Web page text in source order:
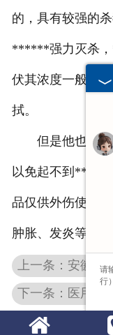
的，具有较强的
******强力灭杀
伏其浓度一般在
拭。
但是他也有它
以免起不到******
品仅供外伤使用
肿胀、发炎等情
上一条：安徽
下一条：医用防